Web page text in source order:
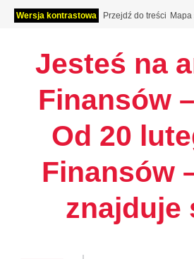
Wersja kontrastowa Przejdź do treści
Jesteś na
Finansów
Od 20
Finansów
znajduje